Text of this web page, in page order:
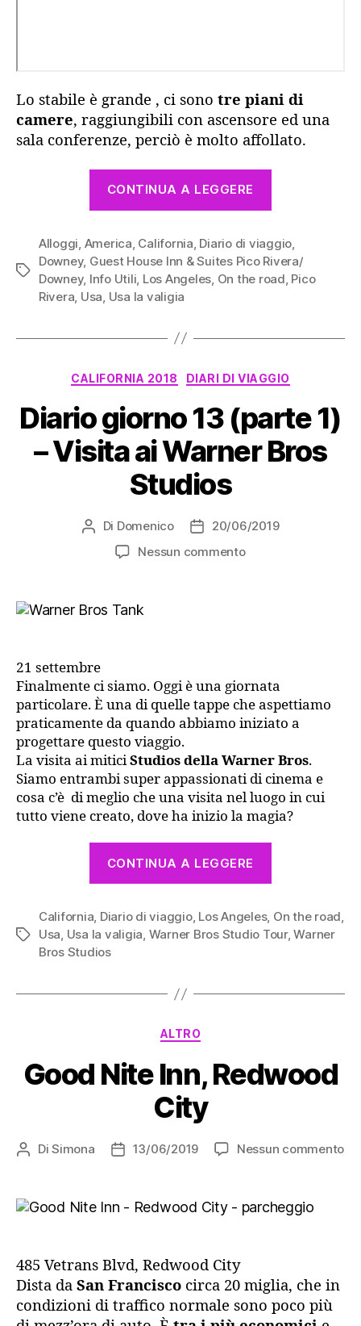
Lo stabile è grande , ci sono tre piani di
camere, raggiungibili con ascensore ed una
sala conferenze, perciò è molto affollato.
CONTINUA A LEGGERE
&
Suites,
Pico
Tag
Alloggi America California Diario di viaggio
Downey, Guest House Inn & Suites Pico Rivera/
Downey, Info Utili Los Angeles On the road Pico
Rivera Usa Usa la valigia
Categorie
CALIFORNIA 2018 DIARI DI VIAGGIO
Diario giorno 13 (parte 1)
– Visita ai Warner Bros
Studios
Autore
articolo
Di Domenico
Data
dell'articolo
20/06/2019
Nessun commentosu
ai
Warner
Bros
21 settembre
Finalmente ci siamo. Oggi è una giornata
particolare. È una di quelle tappe che aspettiamo
praticamente da quando abbiamo iniziato a
progettare questo viaggio.
La visita ai miticiStudios della Warner Bros.
Siamo entrambi super appassionati di cinema e
cosa c’è di meglio che una visita nel luogo in cui
tutto viene creato, dove ha inizio la magia?
CONTINUA A LEGGERE
(parte
1)
Studios”
Tag
California, Diario di viaggio, Los Angeles, On the road,
Usa, Usa la valigia, Warner Bros Studio Tour,Warner
Bros Studios
Categorie
ALTRO
Good Nite Inn, Redwood
City
Autore
DiSimona
Data13/06/2019 Nessun commentosu
485 Vetrans Blvd, Redwood City
Dista da San Francisco circa 20 miglia, che in
condizioni di traffico normale sono poco più